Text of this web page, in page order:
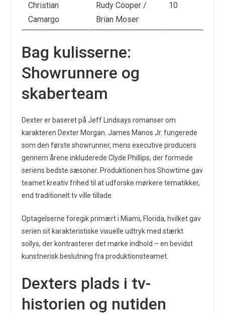
Christian
Camargo
Rudy Cooper /
Brian Moser
10
Bag kulisserne:
Showrunnere og
skaberteam
Dexter er baseret på Jeff Lindsays romanser om
karakteren Dexter Morgan. James Manos Jr. fungerede
som den første showrunner, mens executive producers
gennem årene inkluderede Clyde Phillips, der formede
seriens bedste sæsoner. Produktionen hos Showtime gav
teamet kreativ frihed til at udforske mørkere tematikker,
end traditionelt tv ville tillade.
Optagelserne foregik primært i Miami, Florida, hvilket gav
serien sit karakteristiske visuelle udtryk med stærkt
sollys, der kontrasterer det mørke indhold – en bevidst
kunstnerisk beslutning fra produktionsteamet.
Dexters plads i tv-
historien og nutiden